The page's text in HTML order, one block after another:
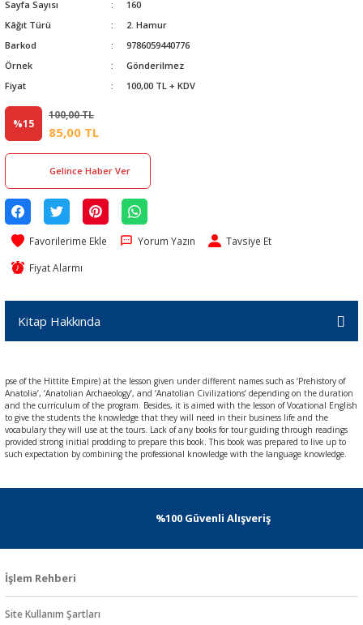
Sayfa Sayısı
160
Kâğıt Türü
2. Hamur
Barkod
9786059440776
Örnek
Gönderilmez
Fiyat
100,00 TL + KDV
%15
100,00 TL
85,00 TL
Gelince Haber Ver
Yorum Yazın Tavsiye Et
Fiyat Alarmı
Kitap Hakkında
pse of the Hittite Empire) at the lesson given under different names such as ‘Prehistory of
Anatolia’, ‘Anatolian Archaeology’, and ‘Anatolian Civilizations’ depending on the duration
and the curriculum of the program. Besides, it is aimed with the lesson of Vocational English
to give the students the knowledge that they will need in their business life and the
vocabulary they will use at the tours. Lack of any books for tour guiding through readings
provided strong initial prodding to prepare this book. This book was prepared to live up to
such expectation by combining the professional knowledge with the language knowledge.
%100 Güvenli Alışveriş
İşlem Rehberi
Site Kullanım Şartları